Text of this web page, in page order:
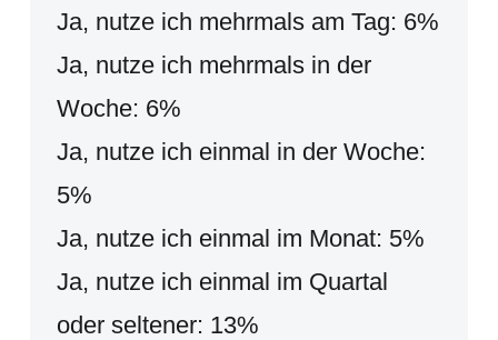
Ja, nutze ich mehrmals am Tag: 6%
Ja, nutze ich mehrmals in der
Woche: 6%
Ja, nutze ich einmal in der Woche:
5%
Ja, nutze ich einmal im Monat: 5%
Ja, nutze ich einmal im Quartal
oder seltener: 13%